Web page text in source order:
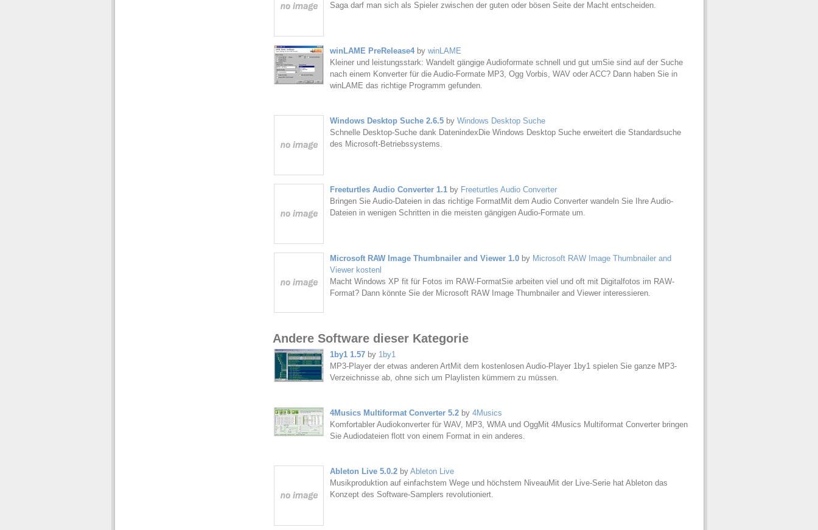
Saga darf man sich als Spieler zwischen der guten oder bösen Seite der Macht entscheiden.
winLAME PreRelease4by winLAME
Kleiner und leistungsstark: Wandelt gängige Audioformate schnell und gut umSie sind auf der Suche
nach einem Konverter für die Audio-Formate MP3, Ogg Vorbis, WAV oder ACC? Dann haben Sie in
winLAME das richtige Programm gefunden.
Windows Desktop Suche 2.6.5by Windows Desktop Suche
Schnelle Desktop-Suche dank DatenindexDie Windows Desktop Suche erweitert die Standardsuche
des Microsoft-Betriebssystems.
Freeturtles Audio Converter 1.1by Freeturtles Audio Converter
Bringen Sie Audio-Dateien in das richtige FormatMit dem Audio Converter wandeln Sie Ihre Audio-
Dateien in wenigen Schritten in die meisten gängigen Audio-Formate um.
Microsoft RAW Image Thumbnailer and Viewer 1.0by Microsoft RAW Image Thumbnailer and
Viewer kostenl
Macht Windows XP fit für Fotos im RAW-FormatSie arbeiten viel und oft mit Digitalfotos im RAW-
Format? Dann könnte Sie der Microsoft RAW Image Thumbnailer and Viewer interessieren.
Andere Software dieser Kategorie
1by1 1.57by 1by1
MP3-Player der etwas anderen ArtMit dem kostenlosen Audio-Player 1by1 spielen Sie ganze MP3-
Verzeichnisse ab, ohne sich um Playlisten kümmern zu müssen.
4Musics Multiformat Converter 5.2by 4Musics
Komfortabler Audiokonverter für WAV, MP3, WMA und OggMit 4Musics Multiformat Converter bringen
Sie Audiodateien flott von einem Format in ein anderes.
Ableton Live 5.0.2by Ableton Live
Musikproduktion auf einfachstem Wege und höchstem NiveauMit der Live-Serie hat Ableton das
Konzept des Software-Samplers revolutioniert.